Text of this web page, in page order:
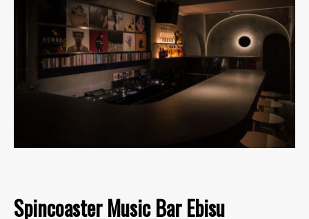
Spincoaster Music Bar Ebisu